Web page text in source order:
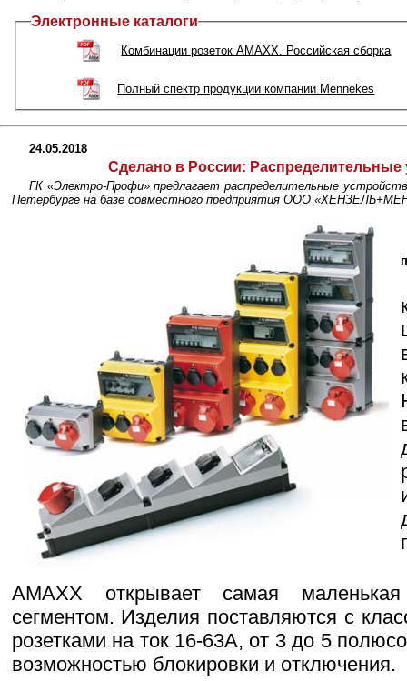
Электронные каталоги
Комбинации розеток AMAXX. Российская сборка
Полный спектр продукции компании Mennekes
24.05.2018
Сделано в России:
ГК «Электро-Профи» предлагает распределительные
Петербурге на базе совместного предприятия ООО
AMAXX открывает самая
сегментом. Изделия поставляются с
розетками на ток 16-63А, от 3 до 5
возможностью блокировки и отключения.